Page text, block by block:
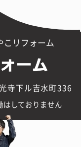
こリフォーム
寺下ル吉水町336
はしておりません